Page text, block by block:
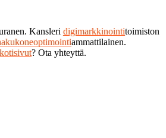
Kansleri digimarkkinointitoimiston
ammattilainen.
? Ota yhteyttä.